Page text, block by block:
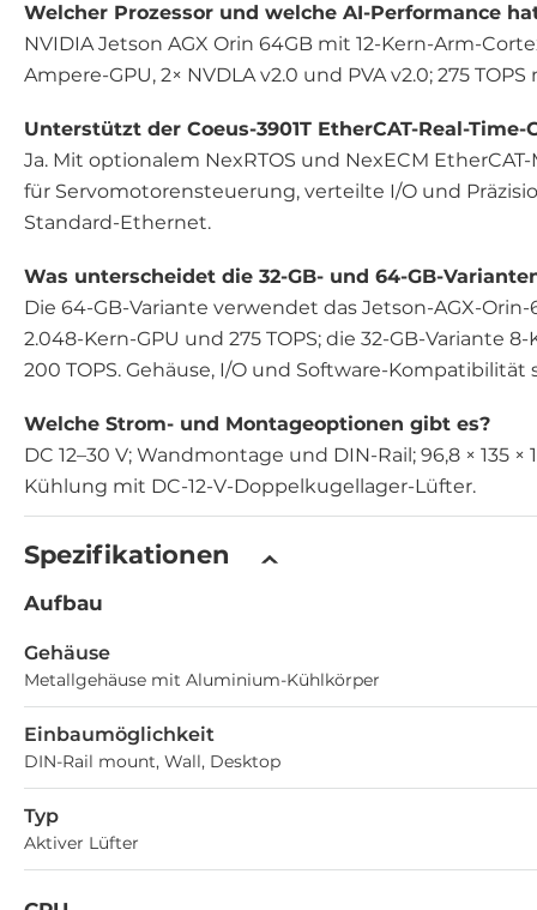
Welcher Prozessor und welche AI-Performance hat
NVIDIA Jetson AGX Orin 64GB mit 12-Kern-Arm-
Ampere-GPU, 2× NVDLA v2.0 und PVA v2.0; 275
Unterstützt der Coeus-3901T EtherCAT-Real-Time-
Ja. Mit optionalem NexRTOS und NexECM
für Servomotorensteuerung, verteilte I/O und
Standard-Ethernet.
Was unterscheidet die 32-GB- und 64-GB-
Die 64-GB-Variante verwendet das Jetson-AGX-
2.048-Kern-GPU und 275 TOPS; die 32-GB-Variante
200 TOPS. Gehäuse, I/O und Software-
Welche Strom- und Montageoptionen gibt es?
DC 12–30 V; Wandmontage und DIN-Rail; 96,8 × 135
Kühlung mit DC-12-V-Doppelkugellager-Lüfter.
Spezifikationen
Aufbau
Gehäuse
Metallgehäuse mit Aluminium-Kühlkörper
Einbaumöglichkeit
DIN-Rail mount, Wall, Desktop
Typ
Aktiver Lüfter